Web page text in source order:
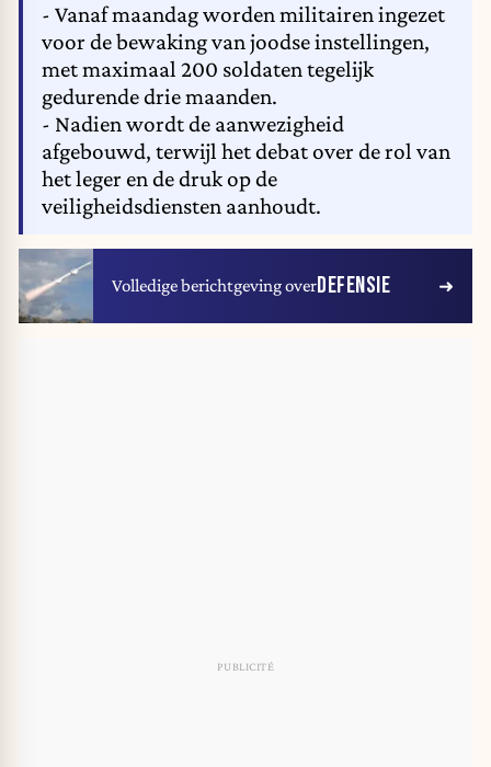
- Vanaf maandag worden militairen ingezet
voor de bewaking van joodse instellingen,
met maximaal 200 soldaten tegelijk
gedurende drie maanden.
- Nadien wordt de aanwezigheid
afgebouwd, terwijl het debat over de rol van
het leger en de druk op de
veiligheidsdiensten aanhoudt.
Volledige berichtgeving overDEFENSIE